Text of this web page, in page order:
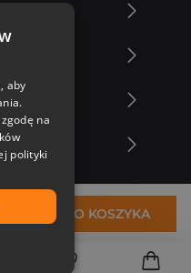
DO KOSZYKA
aby
na
polityki